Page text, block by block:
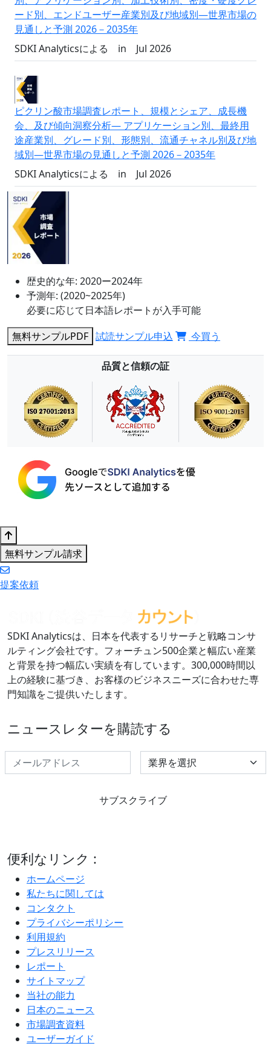
ード別、エンドユーザー産業別及び地域別―世界市場の
見通しと予測 2026－2035年
SDKI Analyticsによる
in Jul 2026
ピクリン酸市場調査レポート、規模とシェア、成長機
会、及び傾向洞察分析― アプリケーション別、最終用
途産業別、グレード別、形態別、流通チャネル別及び地
域別―世界市場の見通しと予測 2026－2035年
SDKI Analyticsによる
in Jul 2026
歴史的な年: 2020ー2024年
予測年: (2020~2025年)
必要に応じて日本語レポートが入手可能
無料サンプルPDF 試読サンプル申込 今買う
品質と信頼の証
無料サンプル請求
提案依頼
SDKI Analyticsは、日本を代表するリサーチと戦略コンサ
ルティング会社です。フォーチュン500企業と幅広い産業
と背景を持つ幅広い実績を有しています。300,000時間以
上の経験に基づき、お客様のビジネスニーズに合わせた専
門知識をご提供いたします。
ニュースレターを購読する
Select Industry
サブスクライブ
便利なリンク :
ホームページ
私たちに関しては
コンタクト
プライバシーポリシー
利用規約
プレスリリース
レポート
サイトマップ
当社の能力
日本のニュース
市場調査資料
ユーザーガイド